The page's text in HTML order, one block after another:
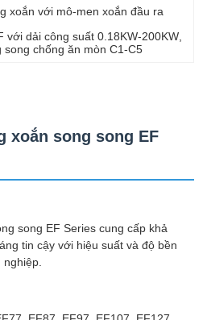
xoắn với mô-men xoắn đầu ra
với dải công suất 0.18KW-200KW
chống ăn mòn C1-C5
xoắn song song EF
song EF Series cung cấp khả
tin cậy với hiệu suất và độ bền